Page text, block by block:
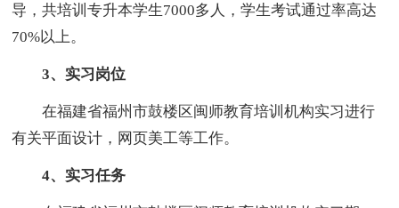
导，共培训专升本学生7000多人，学生考试通过率高达
70%以上。
3、实习岗位
在福建省福州市鼓楼区闽师教育培训机构实习进行
有关平面设计，网页美工等工作。
4、实习任务